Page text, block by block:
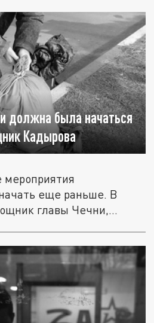
должна была начаться
Кадырова
еще раньше. В
главы Чечни,